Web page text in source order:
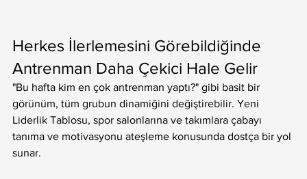
Herkes İlerlemesini Görebildiğinde
Antrenman Daha Çekici Hale Gelir
"Bu hafta kim en çok antrenman yaptı?" gibi basit bir
görünüm, tüm grubun dinamiğini değiştirebilir. Yeni
Liderlik Tablosu, spor salonlarına ve takımlara çabayı
tanıma ve motivasyonu ateşleme konusunda dostça bir yol
sunar.